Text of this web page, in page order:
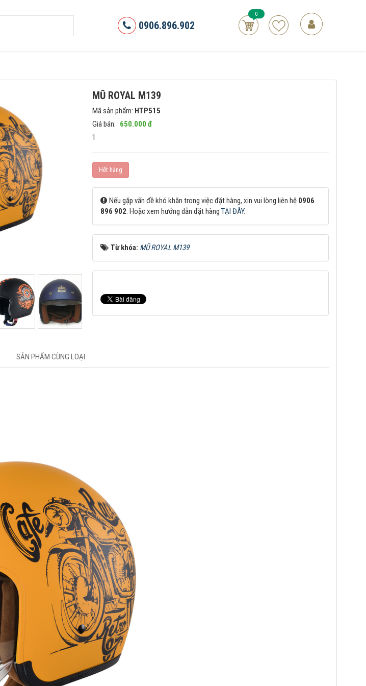
0906.896.902
0
MŨ ROYAL M139
Mã sản phẩm: HTP515
Giá bán: 650.000 đ
1
Hết hàng
Nếu gặp vấn đề khó khăn trong việc đặt hàng, xin vui lòng liên hệ 0906
896 902. Hoặc xem hướng dẫn đặt hàngTẠI ĐÂY.
Từ khóa: MŨ ROYAL M139
SẢN PHẨM CÙNG LOẠI